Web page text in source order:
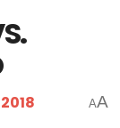
AA